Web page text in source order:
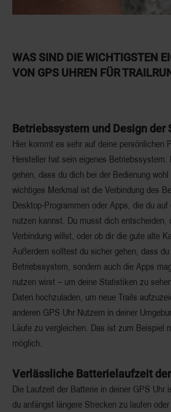
WAS SIND DIE WICHTIGSTEN
VON GPS UHREN FÜR
Betriebssystem und Design der
Hier kommt es sehr auf deine persönlichen
Hersteller hat sein eigenes
gehen, dass du dich bei der Bedienung
wichtiges Merkmal ist die Verbindung des
Desktop-Programmen oder Apps, die du
nutzen kannst. Du musst dich entscheiden,
Verbindung willst, oder ob dir die gute alte
Außerdem solltest du sicher gehen, dass
Betriebssystem, sondern auch die Apps
nutzen wirst – um deine Statistiken zu sehen
Daten hochzuladen, um neue Trails
anderen GPS Uhr Nutzern in deiner
Läufe zu vergleichen. Das ist zum Beispiel
möglich.
Verlässliche Batterielaufzeit der
Die Laufzeit der Batterie in deiner GPS Uhr
du anfängst längere Strecken zu laufen